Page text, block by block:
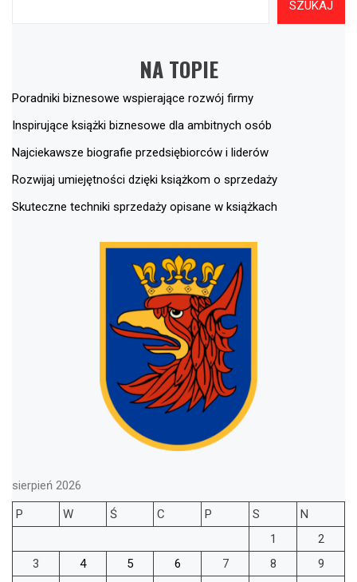
SZUKAJ
NA TOPIE
Poradniki biznesowe wspierające rozwój firmy
Inspirujące książki biznesowe dla ambitnych osób
Najciekawsze biografie przedsiębiorców i liderów
Rozwijaj umiejętności dzięki książkom o sprzedaży
Skuteczne techniki sprzedaży opisane w książkach
sierpień 2026
P
W Ś C P S
N
1
2
3
4 5 6 7 8
9